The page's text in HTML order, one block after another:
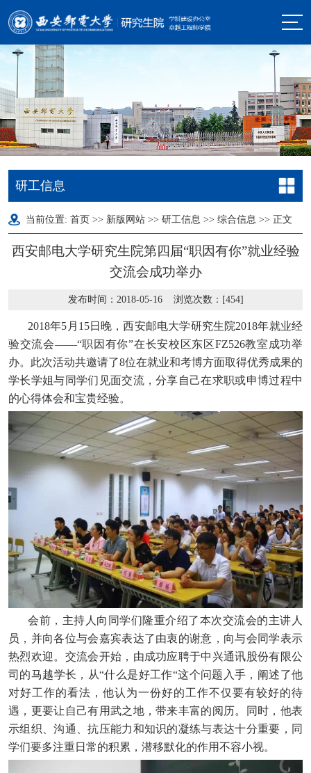
研工信息
当前位置: 首页 >> 新版网站 >> 研工信息 >> 综合信息 >> 正文
西安邮电大学研究生院第四届“职因有你”就业经验
交流会成功举办
发布时间：2018-05-16 浏览次数：[454]
2018年5月15日晚，西安邮电大学研究生院2018年就业经
验交流会——“职因有你”在长安校区东区FZ526教室成功举
办。此次活动共邀请了8位在就业和考博方面取得优秀成果的
学长学姐与同学们见面交流，分享自己在求职或申博过程中
的心得体会和宝贵经验。
会前， 主持人向同学们隆重介绍了本次交流会的主讲人
员，并向各位与会嘉宾表达了由衷的谢意，向与会同学表示
热烈欢迎。 交流会开始，由成功应聘于中兴通讯股份有限公
司的马越学长，从“什么是好工作“这个问题入手，阐述了他
对好工作的看法，他认为一份好的工作不仅要有较好的待
遇，更要让自己有用武之地，带来丰富的阅历。同时，他表
示组织、沟通、抗压能力和知识的凝练与表达十分重要，同
学们要多注重日常的积累，潜移默化的作用不容小视。